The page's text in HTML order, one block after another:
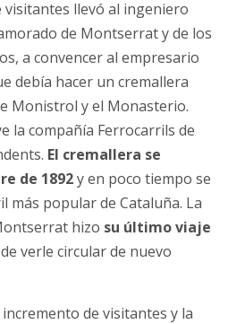
llevó al ingeniero
de Montserrat y de los
a convencer al empresario
debía hacer un cremallera
Monistrol y el Monasterio.
la compañía Ferrocarrils de
El cremallera se
de 1892y en poco tiempo se
popular de Cataluña. La
hizo su último viaje
verle circular de nuevo
de visitantes y la